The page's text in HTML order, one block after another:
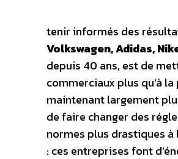
tenir informés des
Volkswagen, Adidas,
depuis 40 ans, est de
commerciaux plus qu’à
maintenant largement
de faire changer des
normes plus drastiques à
: ces entreprises font